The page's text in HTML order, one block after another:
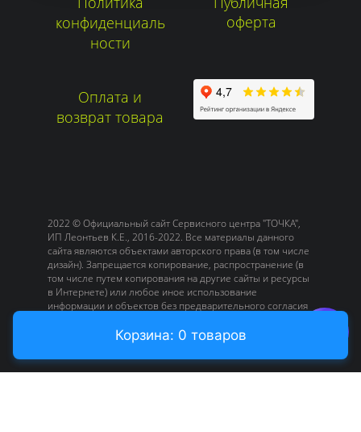
конфиденциаль
ности
оферта
Оплата и
возврат товара
2022 © Официальный сайт Сервисного центра "ТОЧКА",
ИП Леонтьев К.Е., 2016-2022. Все материалы данного
сайта являются объектами авторского права (в том числе
дизайн). Запрещается копирование, распространение (в
том числе путем копирования на другие сайты и ресурсы
в Интернете) или любое иное использование
информации и объектов без предварительного согласия
Корзина: 0 товаров